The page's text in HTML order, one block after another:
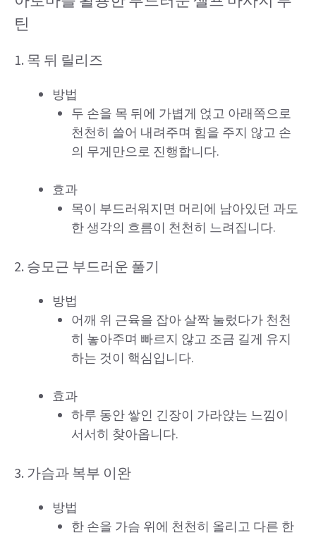
틴
1. 목 뒤 릴리즈
방법
두 손을 목 뒤에 가볍게 얹고 아래쪽으로
천천히 쓸어 내려주며 힘을 주지 않고 손
의 무게만으로 진행합니다.
효과
목이 부드러워지면 머리에 남아있던 과도
한 생각의 흐름이 천천히 느려집니다.
2. 승모근 부드러운 풀기
방법
어깨 위 근육을 잡아 살짝 눌렀다가 천천
히 놓아주며 빠르지 않고 조금 길게 유지
하는 것이 핵심입니다.
효과
하루 동안 쌓인 긴장이 가라앉는 느낌이
서서히 찾아옵니다.
3. 가슴과 복부 이완
방법
한 손을 가슴 위에 천천히 올리고 다른 한